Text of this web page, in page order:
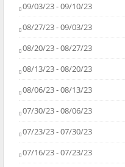
09/03/23 - 09/10/23
08/27/23 - 09/03/23
08/20/23 - 08/27/23
08/13/23 - 08/20/23
08/06/23 - 08/13/23
07/30/23 - 08/06/23
07/23/23 - 07/30/23
07/16/23 - 07/23/23